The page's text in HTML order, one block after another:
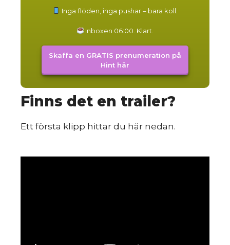
Inga flöden, inga pushar – bara koll.
Inboxen 06:00. Klart.
Skaffa en GRATIS prenumeration på
Hint här
Finns det en trailer?
Ett första klipp hittar du här nedan.